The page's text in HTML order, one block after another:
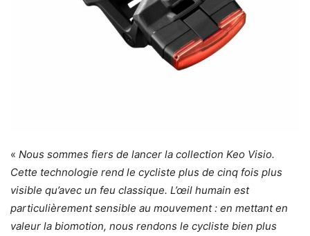
« Nous sommes fiers de lancer la collection Keo Visio.
Cette technologie rend le cycliste plus de cinq fois plus
visible qu’avec un feu classique. L’œil humain est
particulièrement sensible au mouvement : en mettant en
valeur la biomotion, nous rendons le cycliste bien plus